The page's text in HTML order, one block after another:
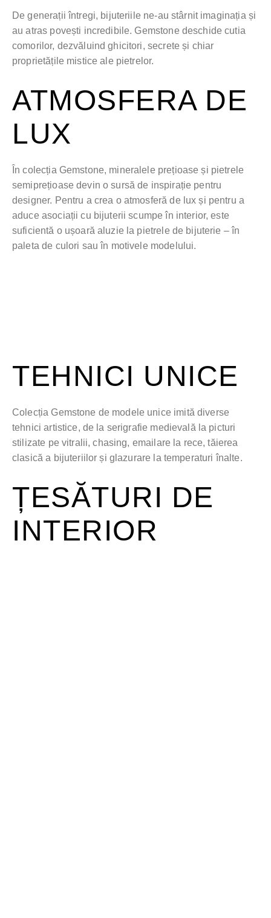
De generații întregi, bijuteriile ne-au stârnit imaginația și
au atras povești incredibile. Gemstone deschide cutia
comorilor, dezvăluind ghicitori, secrete și chiar
proprietățile mistice ale pietrelor.
ATMOSFERA DE
LUX
În colecția Gemstone, mineralele prețioase și pietrele
semiprețioase devin o sursă de inspirație pentru
designer. Pentru a crea o atmosferă de lux și pentru a
aduce asociații cu bijuterii scumpe în interior, este
suficientă o ușoară aluzie la pietrele de bijuterie – în
paleta de culori sau în motivele modelului.
TEHNICI UNICE
Colecția Gemstone de modele unice imită diverse
tehnici artistice, de la serigrafie medievală la picturi
stilizate pe vitralii, chasing, emailare la rece, tăierea
clasică a bijuteriilor și glazurare la temperaturi înalte.
ȚESĂTURI DE
INTERIOR